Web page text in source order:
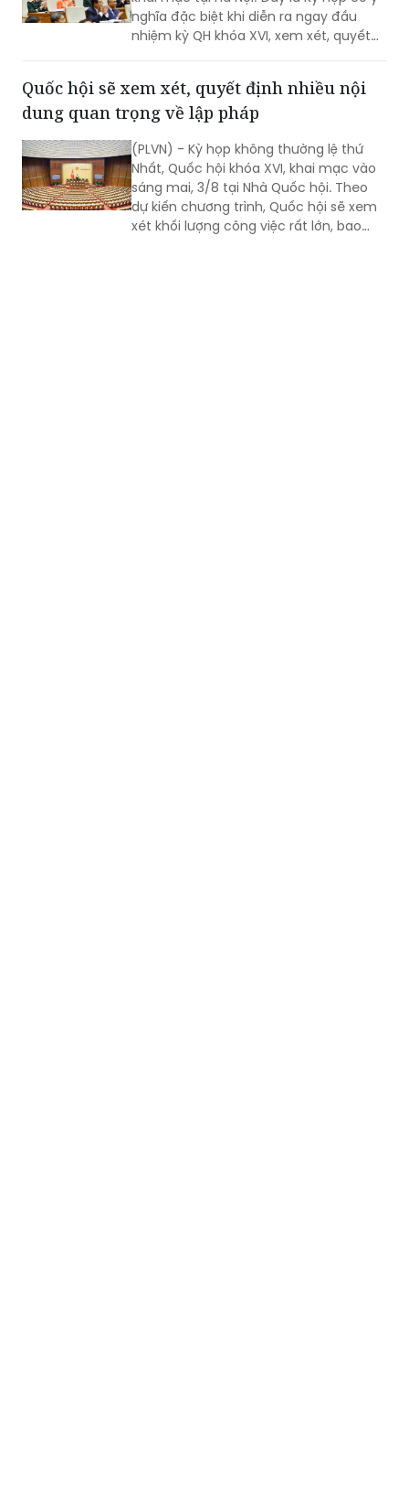
định nhiều nội dung quan trọng về
công tác lập pháp, công tác nhân sự
và các vấn đề thuộc thẩm quyền của
phủ khẩn trương hoàn tất công tác
chuẩn bị cho thấy quyết tâm đưa các
chủ trương của Đảng nhanh chóng đi
vào cuộc sống thông qua những quyết
sách kịp thời của QH.
Quốc hội sẽ xem xét, quyết định nhiều nội
(PLVN) - Kỳ họp không thường lệ thứ
Nhất, Quốc hội khóa XVI, khai mạc vào
sáng mai, 3/8 tại Nhà Quốc hội. Theo
dự kiến chương trình, Quốc hội sẽ xem
xét khối lượng công việc rất lớn, bao
gồm dự kiến biểu quyết thông qua
nhiều dự án luật quan trọng...